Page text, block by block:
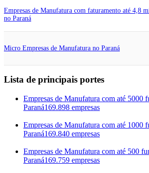
Empresas de Manufatura com faturamento até 4,8
no Paraná
Micro Empresas de Manufatura no Paraná
Lista de principais portes
Empresas de Manufatura com até 5000
Paraná169.898 empresas
Empresas de Manufatura com até 1000
Paraná169.840 empresas
Empresas de Manufatura com até 500
Paraná169.759 empresas